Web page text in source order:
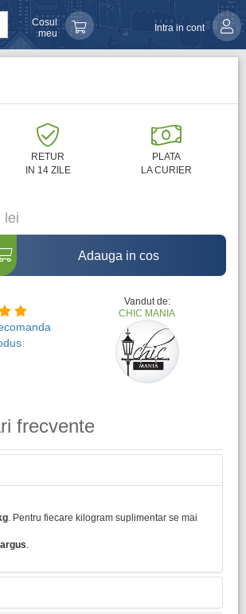
Cosul
meu
Intra in cont
RETUR
IN 14 ZILE
PLATA
LA CURIER
lei
Adauga in cos
Vandut de:
CHIC MANIA
frecvente
. Pentru fiecare kilogram suplimentar se mai
.